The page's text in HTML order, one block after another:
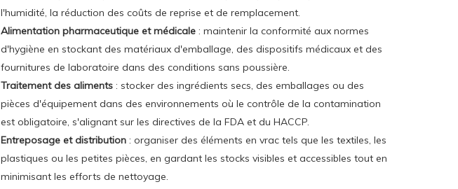
l'humidité, la réduction des coûts de reprise et de remplacement.
Alimentation pharmaceutique et médicale : maintenir la conformité aux normes
d'hygiène en stockant des matériaux d'emballage, des dispositifs médicaux et des
fournitures de laboratoire dans des conditions sans poussière.
Traitement des aliments : stocker des ingrédients secs, des emballages ou des
pièces d'équipement dans des environnements où le contrôle de la contamination
est obligatoire, s'alignant sur les directives de la FDA et du HACCP.
Entreposage et distribution : organiser des éléments en vrac tels que les textiles, les
plastiques ou les petites pièces, en gardant les stocks visibles et accessibles tout en
minimisant les efforts de nettoyage.